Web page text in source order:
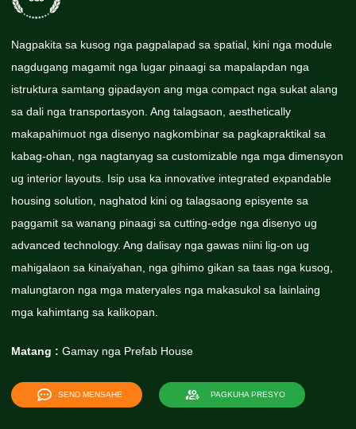
Nagpakita sa kusog nga pagpalapad sa spatial, kini nga module
nagdugang magamit nga lugar pinaagi sa mapalapdan nga
istruktura samtang gipadayon ang mga compact nga sukat alang
sa dali nga transportasyon. Ang talagsaon, aesthetically
makapahimuot nga disenyo nagkombinar sa pagkapraktikal sa
kabag-ohan, nga nagtanyag sa customizable nga mga dimensyon
ug interior layouts. Isip usa ka innovative integrated expandable
housing solution, naghatod kini og talagsaong episyente sa
paggamit sa wanang pinaagi sa cutting-edge nga disenyo ug
advanced technology. Ang dalisay nga gawas niini lig-on ug
mahigalaon sa kinaiyahan, nga gihimo gikan sa taas nga kusog,
malungtaron nga mga materyales nga makasukol sa lainlaing
mga kahimtang sa kalikopan.
Matang : Gamay nga Prefab House
SEND MENSAHE PAGKUHA PRESYO